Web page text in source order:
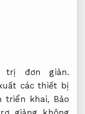
trị đơn giản.
các thiết bị
triển khai, Bảo